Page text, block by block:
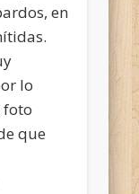
en
lo
foto
que